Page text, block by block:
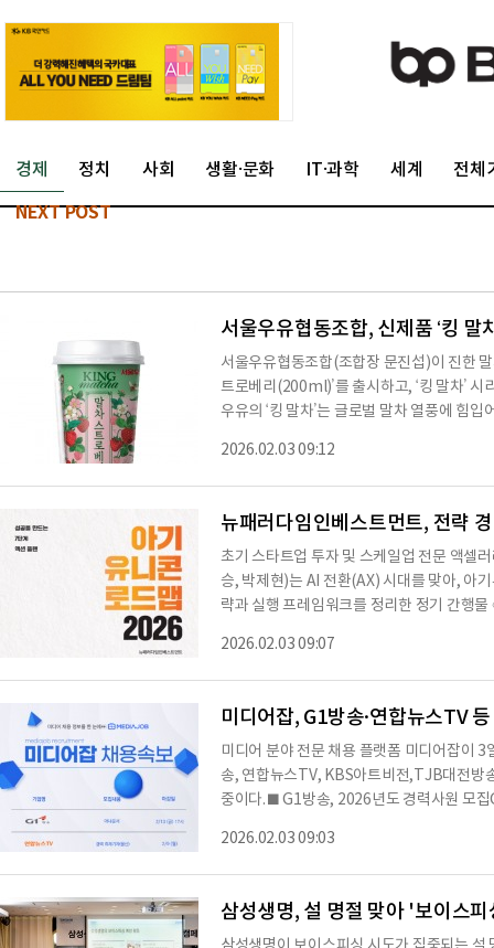
경제 정치 사회 생활·문화 IT·과학 세계 전체
NEXT POST
서울우유협동조합, 신제품 ‘킹 말
서울우유협동조합(조합장 문진섭)이 진한
트로베리(200ml)’를 출시하고, ‘킹 말차’
우유의 ‘킹 말차’는 글로벌 말차 열풍에 힘
아래, 서울우유가 보유한 고품질 원유 경쟁
를 갖춘 프리미엄 제품을 제공한다는 방침이
2026.02.03 09:12
초기 스타트업 투자 및 스케일업 전문 액셀
승, 박제현)는 AI 전환(AX) 시대를 맞아, 아
략과 실행 프레임워크를 정리한 정기 간행
아닌, AI 퍼스트·AI 네이티브 관점에서 스타
러다임형 성장 로드맵’의 두번째 출간물이
기유니콘 빌더(Baby Unicorn Builder)’이
2026.02.03 09:07
미디어잡, G1방송·연합뉴스TV
미디어 분야 전문 채용 플랫폼 미디어잡이
송, 연합뉴스TV, KBS아트비전,TJB대전방
중이다.■ G1방송, 2026년도 경력사원 모
지원할 수 있다. 전형 절차는 서류전형 →
진 순으로 진행되며, 접수 마감일은 2026년
춘 경력 지원자에게 적합한 채용이다.■ 연
2026.02.03 09:03
삼성생명, 설 명절 맞아 '보이스